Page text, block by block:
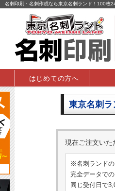
名刺印刷・名刺作成なら東京名刺ランド！100枚
はじめての方へ
東京名刺
現在ご注文い
※名刺ランド
完全データで
同じ受付日で